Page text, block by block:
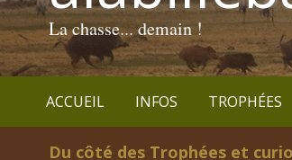
La chasse... demain !
ACCUEIL INFOS TROPHÉES
Du côté des Trophées et